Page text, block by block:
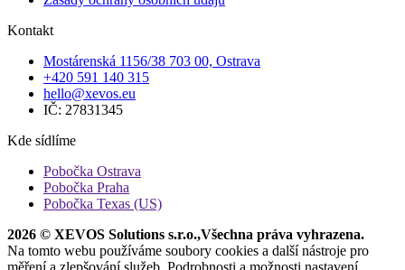
Kontakt
Mostárenská 1156/38 703 00, Ostrava
+420 591 140 315
hello@xevos.eu
IČ: 27831345
Kde sídlíme
Pobočka Ostrava
Pobočka Praha
Pobočka Texas (US)
2026 © XEVOS Solutions s.r.o.,Všechna práva vyhrazena.
Na tomto webu používáme soubory cookies a další nástroje pro
měření a zlepšování služeb. Podrobnosti a možnosti nastavení